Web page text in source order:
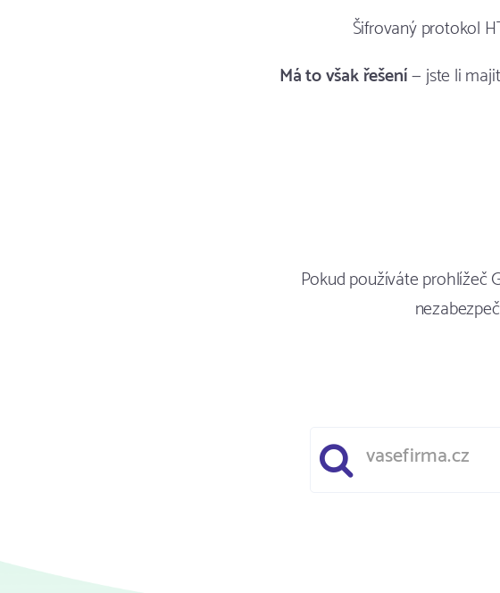
Šifrovaný protokol
Má to však řešení— jste li
Pokud používáte prohlížeč